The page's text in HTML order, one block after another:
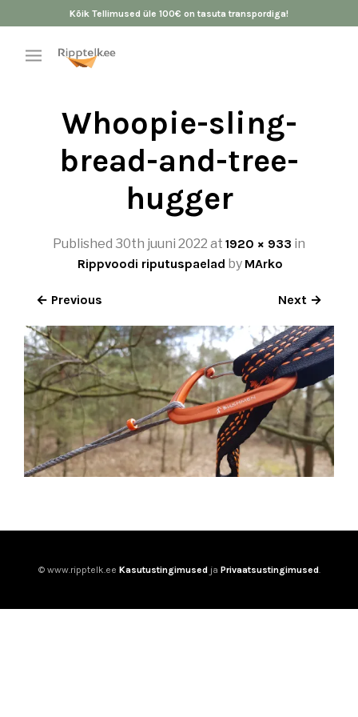
Kõik Tellimused üle 100€ on tasuta transpordiga!
Whoopie-sling-
bread-and-tree-
hugger
Published 30th juuni 2022 at 1920 × 933 in
Rippvoodi riputuspaelad by MArko
← Previous Next →
© www.ripptelk.ee Kasutustingimusedja Privaatsustingimused.